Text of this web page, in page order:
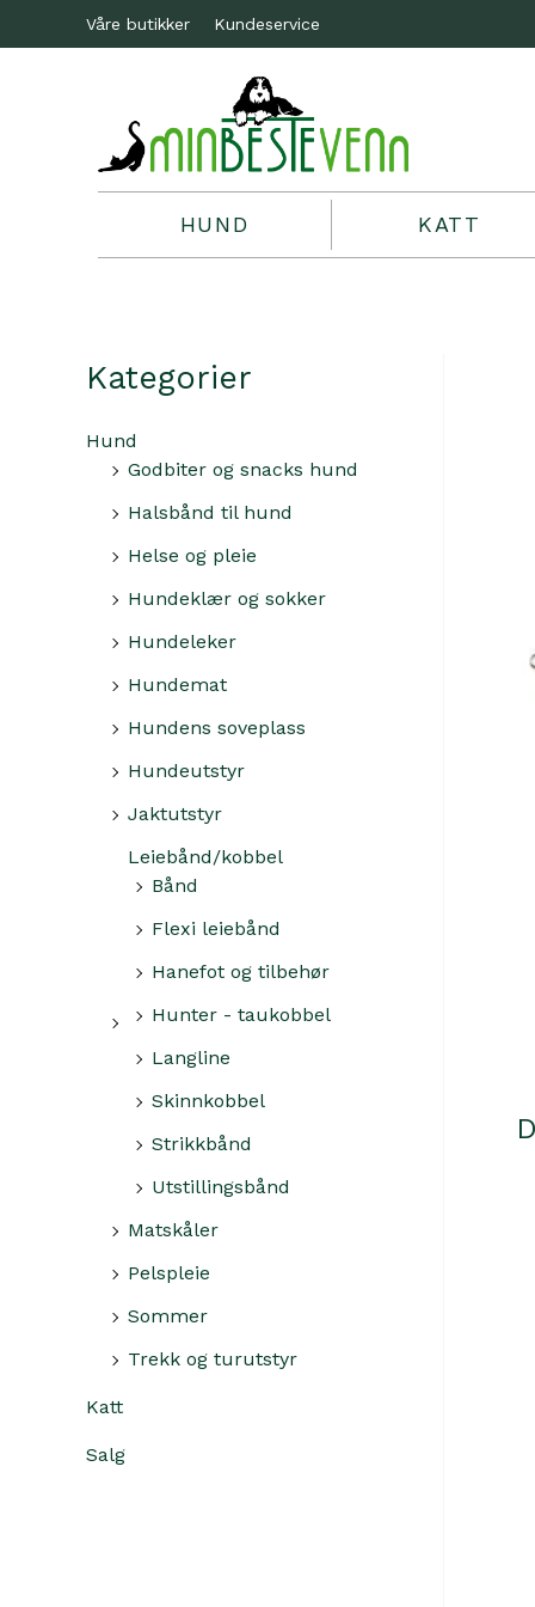
Våre butikker Kundeservice
HUND KATT
Kategorier
Hund
Godbiter og snacks hund
Halsbånd til hund
Helse og pleie
Hundeklær og sokker
Hundeleker
Hundemat
Hundens soveplass
Hundeutstyr
Jaktutstyr
Leiebånd/kobbel
Bånd
Flexi leiebånd
Hanefot og tilbehør
Hunter - taukobbel
Langline
Skinnkobbel
Strikkbånd
Utstillingsbånd
Matskåler
Pelspleie
Sommer
Trekk og turutstyr
Katt
Salg